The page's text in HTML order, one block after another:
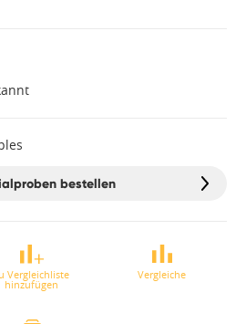
bestellen
Vergleichliste
hinzufügen
Vergleiche